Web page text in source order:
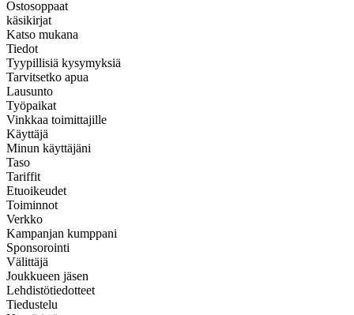
Ostosoppaat
käsikirjat
Katso mukana
Tiedot
Tyypillisiä kysymyksiä
Tarvitsetko apua
Lausunto
Työpaikat
Vinkkaa toimittajille
Käyttäjä
Minun käyttäjäni
Taso
Tariffit
Etuoikeudet
Toiminnot
Verkko
Kampanjan kumppani
Sponsorointi
Välittäjä
Joukkueen jäsen
Lehdistötiedotteet
Tiedustelu